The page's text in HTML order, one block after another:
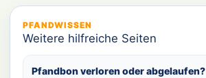
PFANDWISSEN
Weitere hilfreiche Seiten
Pfandbon verloren oder abgelaufen?